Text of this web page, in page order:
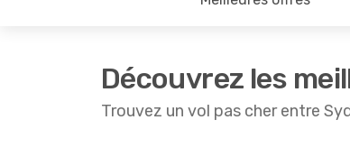
Découvrez les
Trouvez un vol pas cher entre